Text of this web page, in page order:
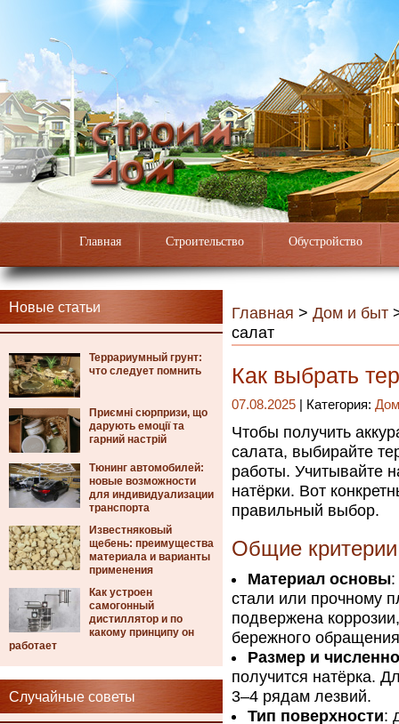
Главная Строительство Обустройство
Новые статьи
Террариумный грунт:
что следует помнить
Приємні сюрпризи, що
дарують емоції та
гарний настрій
Тюнинг автомобилей:
новые возможности
для индивидуализации
транспорта
Известняковый
щебень: преимущества
материала и варианты
применения
Как устроен
самогонный
дистиллятор и по
какому принципу он
работает
Случайные советы
Главная > Дом и быт
салат
Как выбрать
07.08.2025 | Категория:
Чтобы получить
салата, выбирайте
работы. Учитывайте
натёрки. Вот
правильный выбор.
Общие
Материал основы
стали или прочному
подвержена
бережного
Размер и
получится натёрка.
3–4 рядам лезвий.
Тип поверхности: